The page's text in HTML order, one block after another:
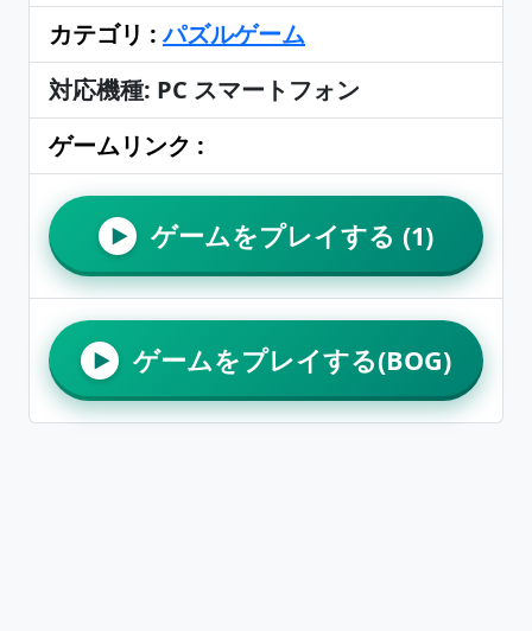
カテゴリ :パズルゲーム
対応機種: PC スマートフォン
ゲームリンク :
▶ ゲームをプレイする (1)
▶ ゲームをプレイする(BOG)